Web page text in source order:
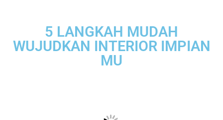
5 LANGKAH MUDAH
WUJUDKAN INTERIOR IMPIAN
MU